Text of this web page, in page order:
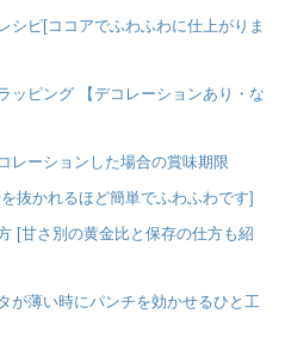
シピ[ココアでふわふわに仕上がりま
ッピング 【デコレーションあり・な
レーションした場合の賞味期限
抜かれるほど簡単でふわふわです]
[甘さ別の黄金比と保存の仕方も紹
が薄い時にパンチを効かせるひと工